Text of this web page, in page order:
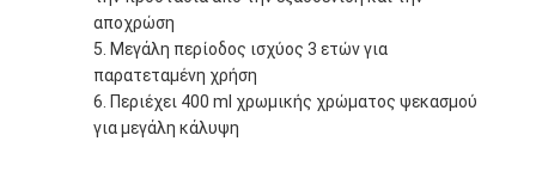
αποχρώση
Μεγάλη περίοδος ισχύος 3 ετών για
παρατεταμένη χρήση
Περιέχει 400 ml χρωμικής χρώματος ψεκασμού
για μεγάλη κάλυψη